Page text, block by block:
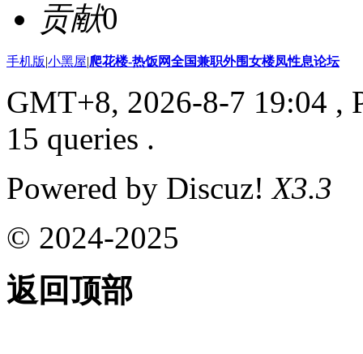
贡献0
手机版|小黑屋|爬花楼-热饭网全国兼职外围女楼凤性息论坛
GMT+8, 2026-8-7 19:04 ,
15 queries .
Powered by Discuz!X3.3
© 2024-2025
返回顶部